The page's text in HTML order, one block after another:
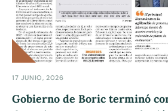
17 JUNIO, 2026
Gobierno de Boric terminó